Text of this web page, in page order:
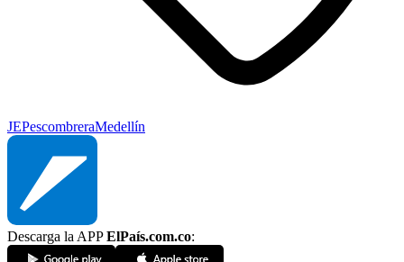
JEPescombreraMedellín
Descarga la APPElPaís.com.co: